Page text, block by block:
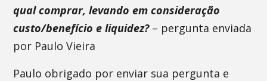
qual comprar, levando em consideração
custo/benefício e liquidez?– pergunta enviada
por Paulo Vieira
Paulo obrigado por enviar sua pergunta e